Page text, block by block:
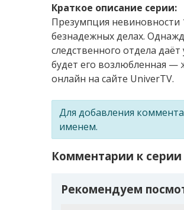
Краткое описание серии:
Презумпция невиновности
безнадежных делах.
следственного отдела
будет его возлюбленная —
онлайн на сайте UniverTV.
Для добавления
именем.
Комментарии к серии
Рекомендуем